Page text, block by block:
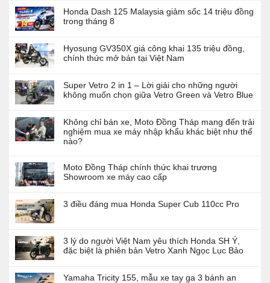
Honda Dash 125 Malaysia giảm sốc 14 triệu đồng
trong tháng 8
Hyosung GV350X giá công khai 135 triệu đồng,
chính thức mở bán tại Việt Nam
Super Vetro 2 in 1 – Lời giải cho những người
không muốn chọn giữa Vetro Green và Vetro Blue
Không chỉ bán xe, Moto Đồng Tháp mang đến trải
nghiệm mua xe máy nhập khẩu khác biệt như thế
nào?
Moto Đồng Tháp chính thức khai trương
Showroom xe máy cao cấp
3 điều đáng mua Honda Super Cub 110cc Pro
3 lý do người Việt Nam yêu thích Honda SH Ý,
đặc biệt là phiên bản Vetro Xanh Ngọc Lục Bảo
Yamaha Tricity 155, mẫu xe tay ga 3 bánh an